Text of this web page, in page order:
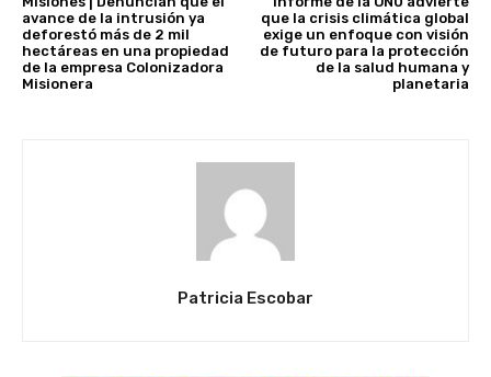
avance de la intrusión ya
deforestó más de 2 mil
hectáreas en una propiedad
de la empresa Colonizadora
Misionera
que la crisis climática global
exige un enfoque con visión
de futuro para la protección
de la salud humana y
planetaria
Patricia Escobar